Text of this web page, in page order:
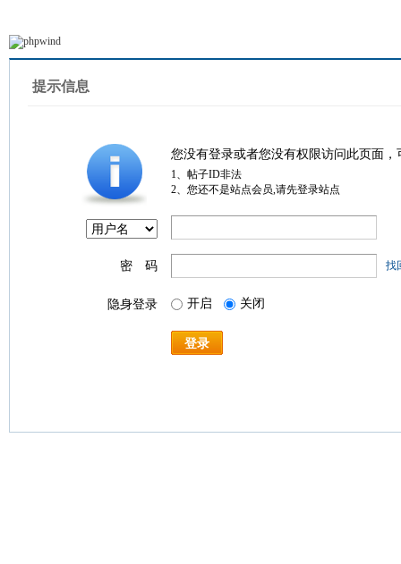
提示信息
您没有登录或者您没有权限访问此页面
1、帖子ID非法
2、您还不是站点会员,请先登录站点
密 码 找
隐身登录 开启 关闭
登录